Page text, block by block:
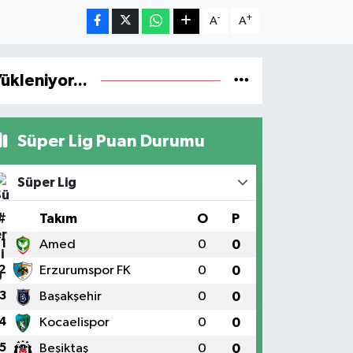
A- A+
Süper Lig Puan Durumu
Süper Lig
Takım O P
1 Amed 0 0
Erzurumspor FK 0 0
3 Başakşehir 0 0
Kocaelispor 0 0
5 Beşiktaş 0 0